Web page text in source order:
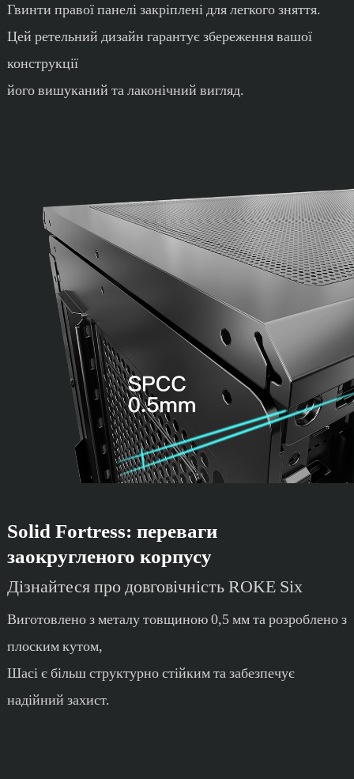
Гвинти правої панелі закріплені для легкого зняття.
Цей ретельний дизайн гарантує збереження вашої
конструкції
його вишуканий та лаконічний вигляд.
Solid Fortress: переваги
заокругленого корпусу
Дізнайтеся про довговічність ROKE Six
Виготовлено з металу товщиною 0,5 мм та розроблено з
плоским кутом,
Шасі є більш структурно стійким та забезпечує
надійний захист.